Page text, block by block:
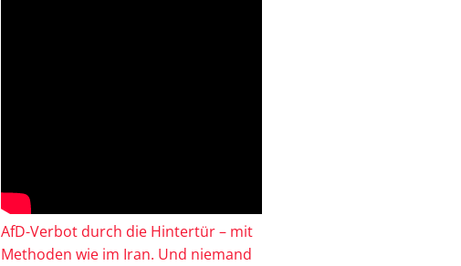
AfD-Verbot durch die Hintertür – mit
Methoden wie im Iran. Und niemand